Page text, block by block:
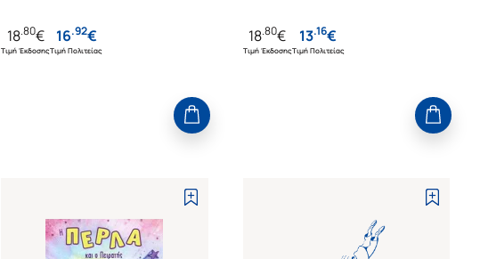
18.80€
Τιμή Έκδοσης
16.92€
Τιμή Πολιτείας
18.80€
Τιμή Έκδοσης
13.16€
Τιμή Πολιτείας